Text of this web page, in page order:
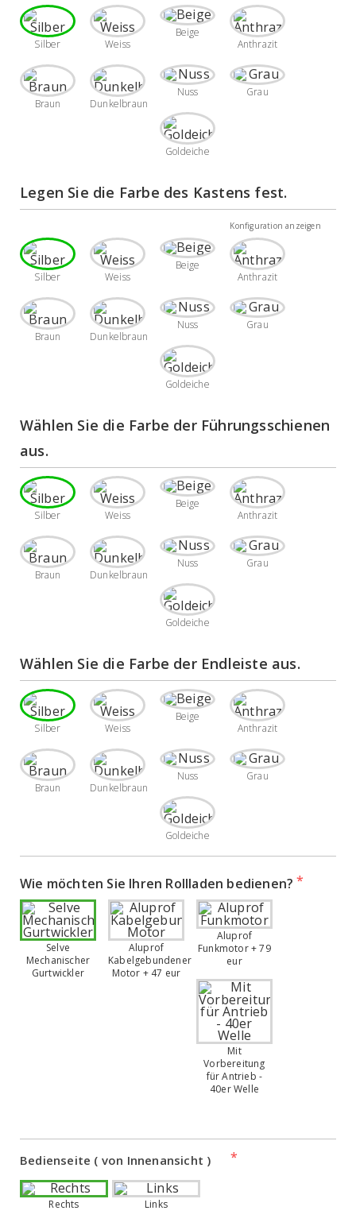
Silber Weiss
Beige
Anthrazit
Braun Dunkelbraun
Nuss Grau
Goldeiche
Legen Sie die Farbe des Kastens fest.
Konfiguration anzeigen
Silber Weiss
Beige
Anthrazit
Braun Dunkelbraun
Nuss Grau
Goldeiche
Wählen Sie die Farbe der Führungsschienen
aus.
Silber Weiss
Beige
Anthrazit
Braun Dunkelbraun
Nuss Grau
Goldeiche
Wählen Sie die Farbe der Endleiste aus.
Silber Weiss
Beige
Anthrazit
Braun Dunkelbraun
Nuss Grau
Goldeiche
Wie möchten Sie Ihren Rollladen bedienen?
Selve
Mechanischer
Gurtwickler
Aluprof
Kabelgebundener
Motor + 47 eur
Aluprof
Funkmotor + 79
eur
Mit
Vorbereitung
für Antrieb -
40er Welle
Bedienseite ( von Innenansicht )
Rechts Links